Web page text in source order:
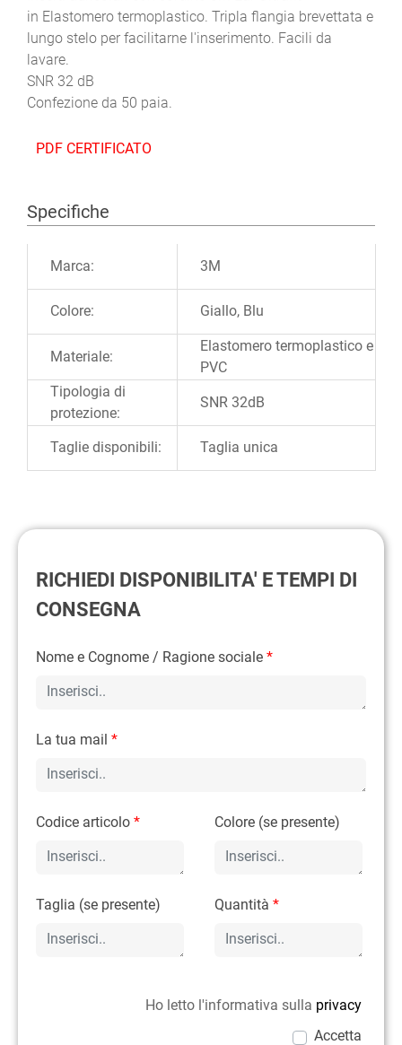
in Elastomero termoplastico. Tripla flangia brevettata e
lungo stelo per facilitarne l'inserimento. Facili da
lavare.
SNR 32 dB
Confezione da 50 paia.
PDF CERTIFICATO
Specifiche
Marca: 3M
Colore: Giallo, Blu
Materiale:
Elastomero termoplastico e
PVC
Tipologia di
protezione:
SNR 32dB
Taglie disponibili: Taglia unica
RICHIEDI DISPONIBILITA' E TEMPI DI
CONSEGNA
Nome e Cognome / Ragione sociale *
La tua mail *
Codice articolo * Colore (se presente)
Taglia (se presente) Quantità*
Ho letto l'informativa sulla privacy
Accetta